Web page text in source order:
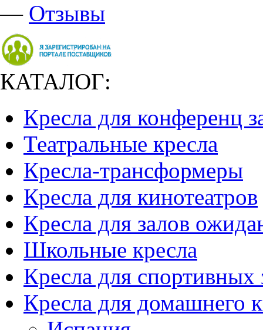
— Отзывы
КАТАЛОГ:
Кресла для конференц
Театральные кресла
Кресла-трансформеры
Кресла для кинотеатров
Кресла для залов
Школьные кресла
Кресла для спортивных
Кресла для домашнего